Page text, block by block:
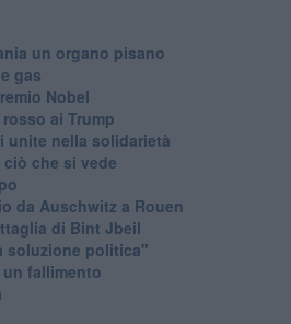
un organo pisano
gas
Nobel
ai Trump
unite nella solidarietà
che si vede
da Auschwitz a Rouen
di Bint Jbeil
soluzione politica"
fallimento